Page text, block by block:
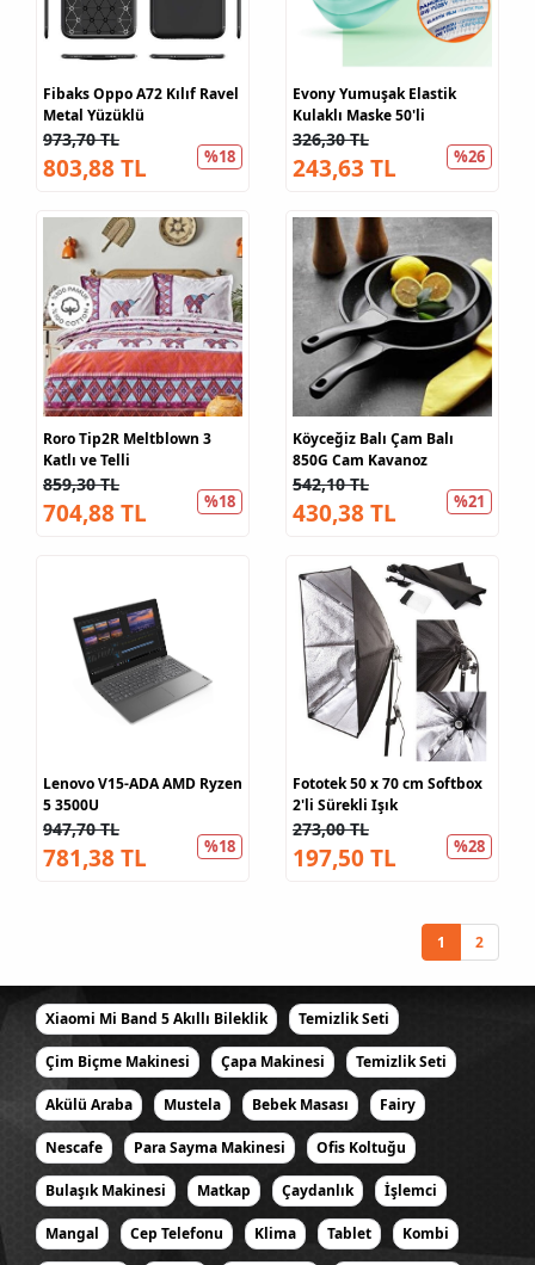
Fibaks Oppo A72 Kılıf Ravel
Metal Yüzüklü
973,70 TL
%18
803,88 TL
Evony Yumuşak Elastik
Kulaklı Maske 50'li
326,30 TL
%26
243,63 TL
Roro Tip2R Meltblown 3
Katlı ve Telli
859,30 TL
%18
704,88 TL
Köyceğiz Balı Çam Balı
850G Cam Kavanoz
542,10 TL
%21
430,38 TL
Lenovo V15-ADA AMD Ryzen
5 3500U
947,70 TL
%18
781,38 TL
Fototek 50 x 70 cm Softbox
2'li Sürekli Işık
273,00 TL
%28
197,50 TL
1 2
Xiaomi Mi Band 5 Akıllı Bileklik Temizlik Seti
Çim Biçme Makinesi Çapa Makinesi Temizlik Seti
Akülü Araba Mustela Bebek Masası Fairy
Nescafe Para Sayma Makinesi Ofis Koltuğu
Bulaşık Makinesi Matkap Çaydanlık İşlemci
Mangal Cep Telefonu Klima Tablet Kombi